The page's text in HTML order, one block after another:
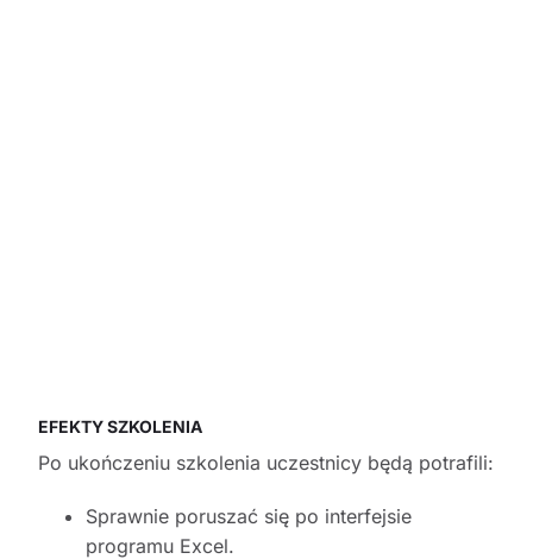
EFEKTY SZKOLENIA
Po ukończeniu szkolenia uczestnicy będą potrafili:
Sprawnie poruszać się po interfejsie
programu Excel.